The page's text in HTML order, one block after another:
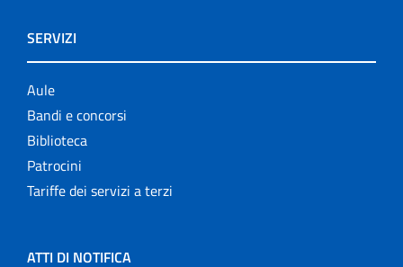
SERVIZI
Aule
Bandi e concorsi
Biblioteca
Patrocini
Tariffe dei servizi a terzi
ATTI DI NOTIFICA